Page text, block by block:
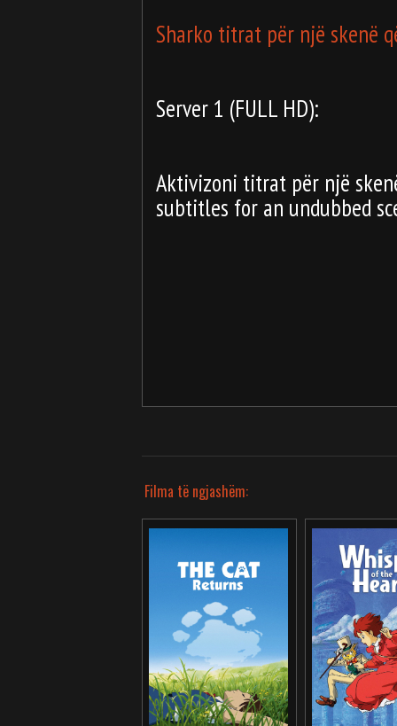
Sharko titrat për një skenë
Server 1 (FULL HD):
Aktivizoni titrat për një
subtitles for an undubbed
Filma të ngjashëm: